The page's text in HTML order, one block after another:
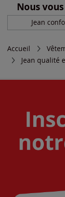
Nous
Jean
Accueil
Jean qualité